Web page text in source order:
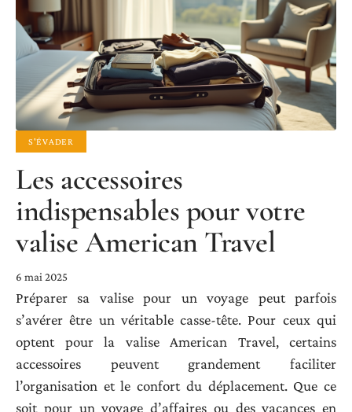
S'ÉVADER
Les accessoires
indispensables pour votre
valise American Travel
6 mai 2025
Préparer sa valise pour un voyage peut parfois
s’avérer être un véritable casse-tête. Pour ceux qui
optent pour la valise American Travel, certains
accessoires peuvent grandement faciliter
l’organisation et le confort du déplacement. Que ce
soit pour un voyage d’affaires ou des vacances en